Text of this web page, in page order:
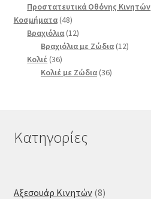
προϊόντα
Προστατευτικά Οθόνης Κινητών
Κοσμήματα 4848
προϊόντα
Βραχιόλια 1212
προϊόντα
Βραχιόλια με Ζώδια 1212
Κολιέ 3636
προϊόντα
Κολιέ με Ζώδια 3636
Κατηγορίες
Αξεσουάρ Κινητών 88